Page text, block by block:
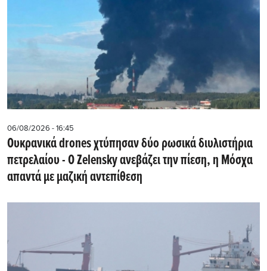
06/08/2026 - 16:45
Ουκρανικά drones χτύπησαν δύο ρωσικά διυλιστήρια
πετρελαίου - Ο Zelensky ανεβάζει την πίεση, η Μόσχα
απαντά με μαζική αντεπίθεση